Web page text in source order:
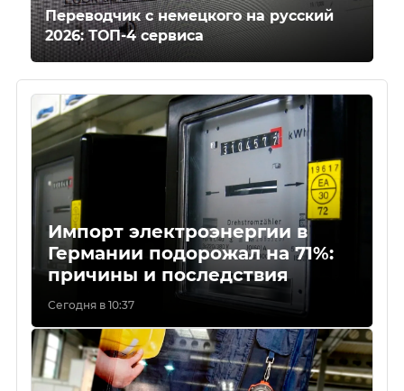
Переводчик с немецкого на русский
2026: ТОП-4 сервиса
Импорт электроэнергии в
Германии подорожал на 71%:
причины и последствия
Сегодня в 10:37